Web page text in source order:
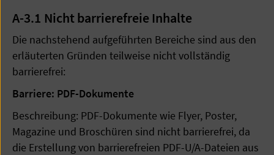
A-3.1 Nicht barrierefreie Inhalte
Die nachstehend aufgeführten Bereiche sind aus den
erläuterten Gründen teilweise nicht vollständig
barrierefrei:
Barriere: PDF-Dokumente
Beschreibung: PDF-Dokumente wie Flyer, Poster,
Magazine und Broschüren sind nicht barrierefrei, da
die Erstellung von barrierefreien PDF-U/A-Dateien aus